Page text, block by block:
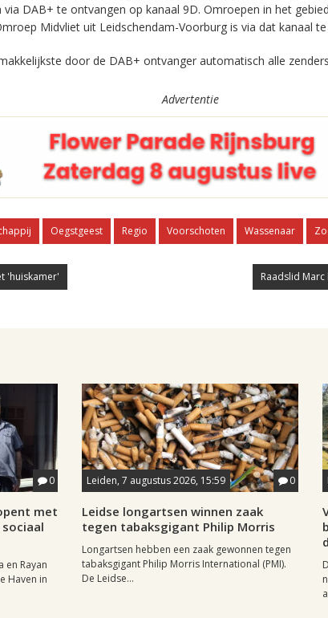
DAB+ te ontvangen op kanaal 9D. Omroepen in het
Midvliet uit Leidschendam-Voorburg is via dat kanaal
door de DAB+ ontvanger automatisch alle
Advertentie
Oegstgeest Regio Voorschoten Wassenaar
'huiskamer' Raadslid
0
met
en Rayan
Haven in
Leiden, 7 augustus 2026, 15:59 0
Leidse longartsen winnen zaak
tegen tabaksgigant Philip Morris
Longartsen hebben een zaak gewonnen tegen
tabaksgigant Philip Morris International (PMI).
De Leidse...